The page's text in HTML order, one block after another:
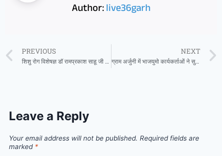
Author:live36garh
PREVIOUS
शिशु रोग विशेषज्ञ डॉ रामप्रकाश साहू जी ओम हॉस्पिटल में 04 अगस्त को उपलब्ध रहेंगे
NEXT
ग्राम अर्जुनी में भाजयुमो कार्यकर्ताओं ने सुना प्रधानमंत्री का ‘मन की बात’ कार्यक्रम
Leave a Reply
Your email address will not be published. Required fields are
marked *